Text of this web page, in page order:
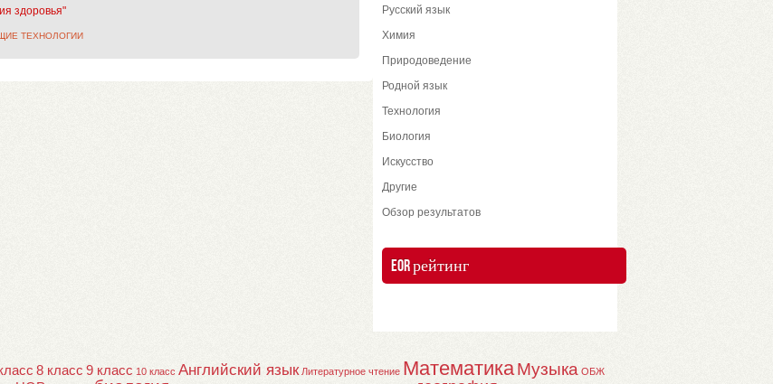
здоровья"
ТЕХНОЛОГИИ
Русский язык
Химия
Природоведение
Родной язык
Технология
Биология
Искусство
Другие
Обзор результатов
EOR рейтинг
8 класс 9 класс 10 класс Английский язык Литературное чтение МатематикаМузыка ОБЖ